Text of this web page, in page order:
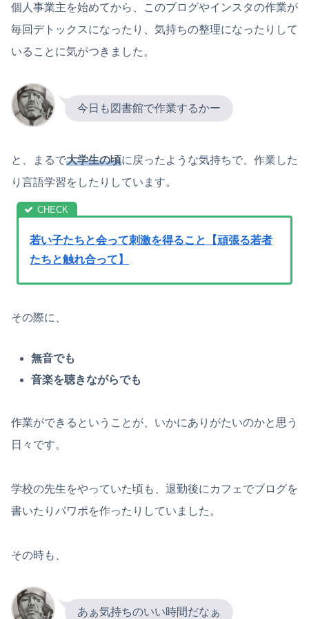
個人事業主を始めてから、このブログやインスタの作業が
毎回デトックスになったり、気持ちの整理になったりして
いることに気がつきました。
今日も図書館で作業するかー
と、まるで大学生の頃に戻ったような気持ちで、作業した
り言語学習をしたりしています。
若い子たちと会って刺激を得ること【頑張る若者
たちと触れ合って】
その際に、
無音でも
音楽を聴きながらでも
作業ができるということが、いかにありがたいのかと思う
日々です。
学校の先生をやっていた頃も、退勤後にカフェでブログを
書いたりパワポを作ったりしていました。
その時も、
あぁ気持ちのいい時間だなぁ